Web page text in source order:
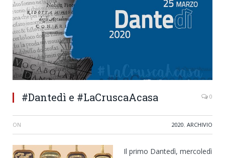
#Dantedì e #LaCruscaAcasa 0
ON 2020, ARCHIVIO
Il primo Dantedì, mercoledì